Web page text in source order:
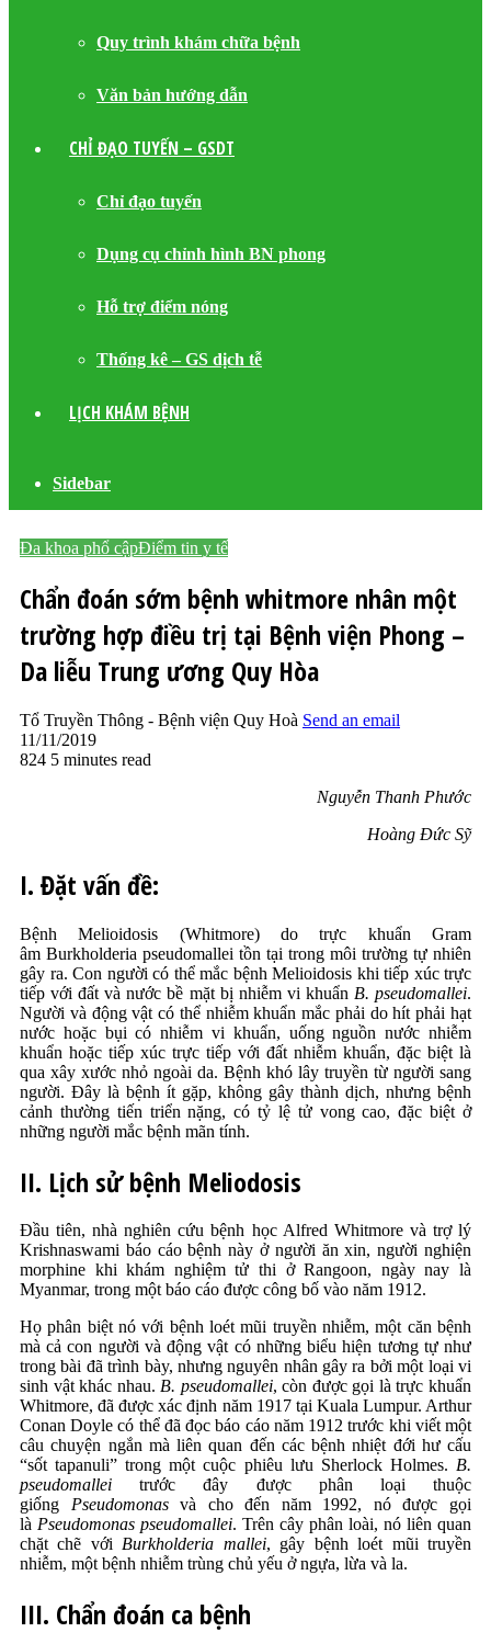
Quy trình khám chữa bệnh
Văn bản hướng dẫn
CHỈ ĐẠO TUYẾN – GSDT
Chỉ đạo tuyến
Dụng cụ chỉnh hình BN phong
Hỗ trợ điểm nóng
Thống kê – GS dịch tễ
LỊCH KHÁM BỆNH
Sidebar
Đa khoa phổ cậpĐiểm tin y tế
Chẩn đoán sớm bệnh whitmore nhân một
trường hợp điều trị tại Bệnh viện Phong –
Da liễu Trung ương Quy Hòa
Tổ Truyền Thông - Bệnh viện Quy Hoà Send an email
11/11/2019
824 5 minutes read
Nguyễn Thanh Phước
Hoàng Đức Sỹ
I. Đặt vấn đề:
Bệnh Melioidosis (Whitmore) do trực khuẩn Gram
âm Burkholderia pseudomallei tồn tại trong môi trường tự nhiên
gây ra. Con người có thể mắc bệnh Melioidosis khi tiếp xúc trực
tiếp với đất và nước bề mặt bị nhiễm vi khuẩn B. pseudomallei.
Người và động vật có thể nhiễm khuẩn mắc phải do hít phải hạt
nước hoặc bụi có nhiễm vi khuẩn, uống nguồn nước nhiễm
khuẩn hoặc tiếp xúc trực tiếp với đất nhiễm khuẩn, đặc biệt là
qua xây xước nhỏ ngoài da. Bệnh khó lây truyền từ người sang
người. Đây là bệnh ít gặp, không gây thành dịch, nhưng bệnh
cảnh thường tiến triển nặng, có tỷ lệ tử vong cao, đặc biệt ở
những người mắc bệnh mãn tính.
II. Lịch sử bệnh Meliodosis
Đầu tiên, nhà nghiên cứu bệnh học Alfred Whitmore và trợ lý
Krishnaswami báo cáo bệnh này ở người ăn xin, người nghiện
morphine khi khám nghiệm tử thi ở Rangoon, ngày nay là
Myanmar, trong một báo cáo được công bố vào năm 1912.
Họ phân biệt nó với bệnh loét mũi truyền nhiễm, một căn bệnh
mà cả con người và động vật có những biểu hiện tương tự như
trong bài đã trình bày, nhưng nguyên nhân gây ra bởi một loại vi
sinh vật khác nhau.B. pseudomallei, còn được gọi là trực khuẩn
Whitmore, đã được xác định năm 1917 tại Kuala Lumpur. Arthur
Conan Doyle có thể đã đọc báo cáo năm 1912 trước khi viết một
câu chuyện ngắn mà liên quan đến các bệnh nhiệt đới hư cấu
“sốt tapanuli” trong một cuộc phiêu lưu Sherlock Holmes. B.
pseudomallei trước đây được phân loại thuộc
giống Pseudomonasvà cho đến năm 1992, nó được gọi
là Pseudomonas pseudomallei. Trên cây phân loài, nó liên quan
chặt chẽ vớiBurkholderia mallei, gây bệnh loét mũi truyền
nhiễm, một bệnh nhiễm trùng chủ yếu ở ngựa, lừa và la.
III. Chẩn đoán ca bệnh